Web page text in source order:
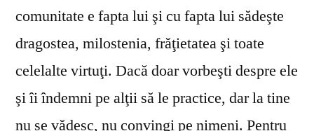
comunitate e fapta lui şi cu fapta lui sădeşte
dragostea, milostenia, frăţietatea şi toate
celelalte virtuţi. Dacă doar vorbeşti despre ele
şi îi îndemni pe alţii să le practice, dar la tine
nu se vă­desc, nu convingi pe nimeni. Pentru